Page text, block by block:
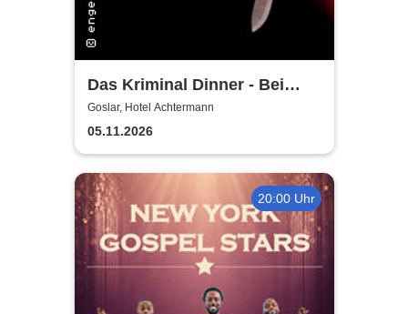
Das Kriminal Dinner - Bei
Aussage: Mord!
Goslar, Hotel Achtermann
05.11.2026
20:00 Uhr